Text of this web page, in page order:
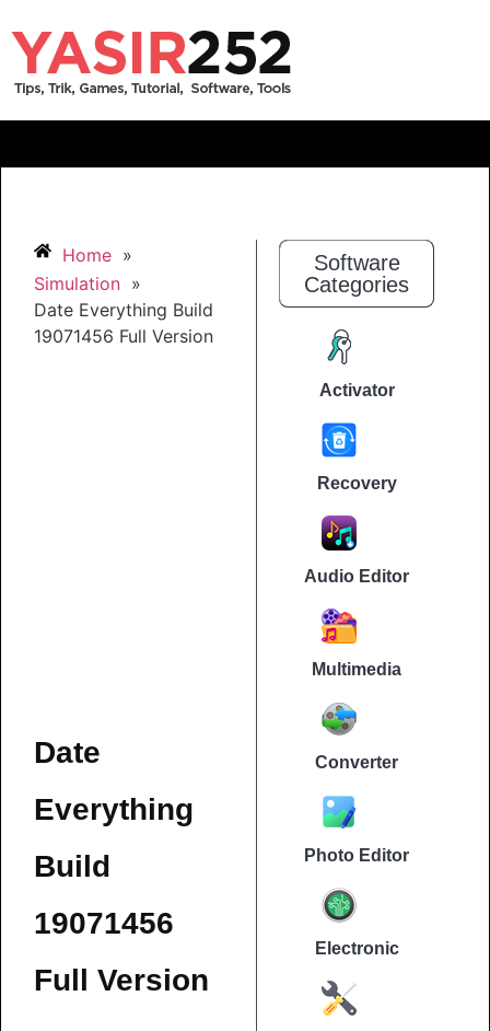
Home »
Simulation »
Date Everything Build
19071456 Full Version
Date
Everything
Build
19071456
Full Version
Software
Categories
Activator
Recovery
Audio Editor
Multimedia
Converter
Photo Editor
Electronic